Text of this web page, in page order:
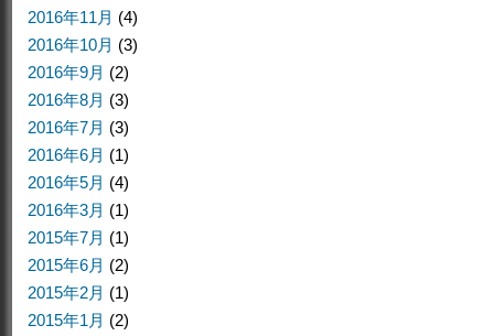
2016年11月 (4)
2016年10月 (3)
2016年9月 (2)
2016年8月 (3)
2016年7月 (3)
2016年6月 (1)
2016年5月 (4)
2016年3月 (1)
2015年7月 (1)
2015年6月 (2)
2015年2月 (1)
2015年1月 (2)